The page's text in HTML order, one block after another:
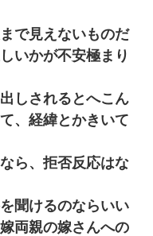
で見えないものだ
いかが不安極まり
しされるとへこん
、経緯とかきいて
ら、拒否反応はな
聞けるのならいい
両親の嫁さんへの